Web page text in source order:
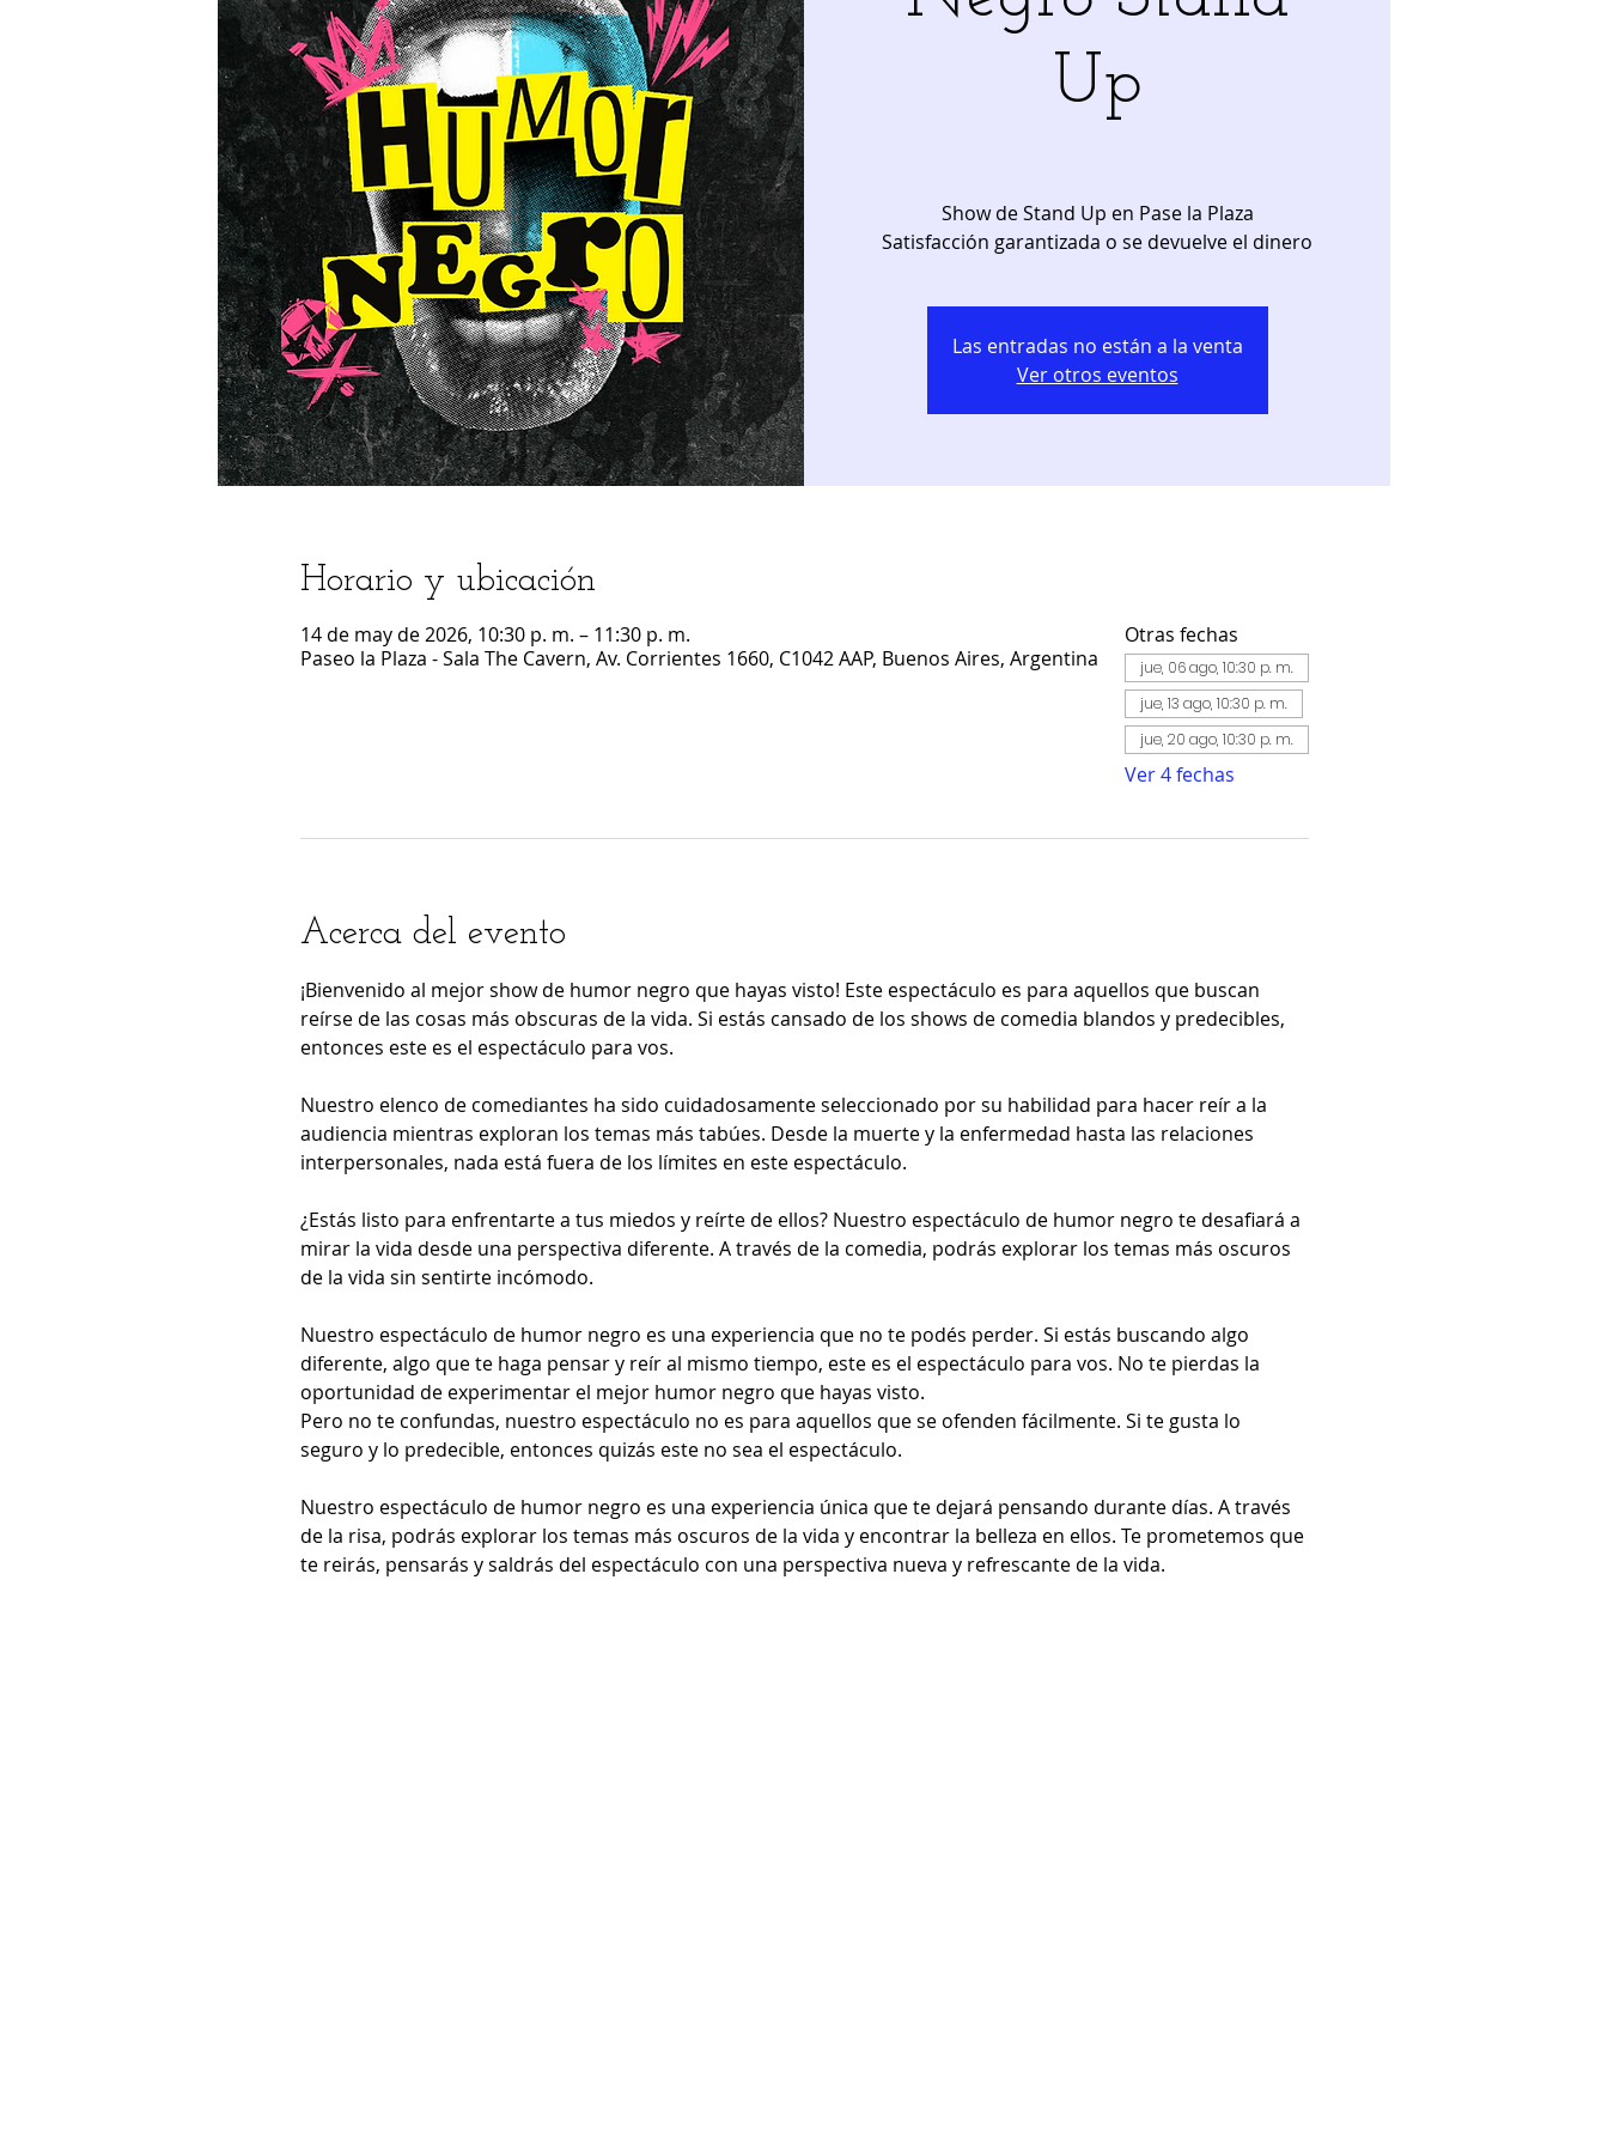
Up
Show de Stand Up en Pase la Plaza
Satisfacción garantizada o se devuelve el dinero
Las entradas no están a la venta
Ver otros eventos
Horario y ubicación
14 de may de 2026, 10:30 p. m. – 11:30 p. m.
Paseo la Plaza - Sala The Cavern, Av. Corrientes 1660, C1042 AAP, Buenos Aires, Argentina
Otras fechas
jue, 06 ago, 10:30 p. m.
jue, 13 ago, 10:30 p. m.
jue, 20 ago, 10:30 p. m.
Ver 4 fechas
Acerca del evento
¡Bienvenido al mejor show de humor negro que hayas visto! Este espectáculo es para aquellos que buscan
reírse de las cosas más obscuras de la vida. Si estás cansado de los shows de comedia blandos y predecibles,
entonces este es el espectáculo para vos.
Nuestro elenco de comediantes ha sido cuidadosamente seleccionado por su habilidad para hacer reír a la
audiencia mientras exploran los temas más tabúes. Desde la muerte y la enfermedad hasta las relaciones
interpersonales, nada está fuera de los límites en este espectáculo.
¿Estás listo para enfrentarte a tus miedos y reírte de ellos? Nuestro espectáculo de humor negro te desafiará a
mirar la vida desde una perspectiva diferente. A través de la comedia, podrás explorar los temas más oscuros
de la vida sin sentirte incómodo.
Nuestro espectáculo de humor negro es una experiencia que no te podés perder. Si estás buscando algo
diferente, algo que te haga pensar y reír al mismo tiempo, este es el espectáculo para vos. No te pierdas la
oportunidad de experimentar el mejor humor negro que hayas visto.
Pero no te confundas, nuestro espectáculo no es para aquellos que se ofenden fácilmente. Si te gusta lo
seguro y lo predecible, entonces quizás este no sea el espectáculo.
Nuestro espectáculo de humor negro es una experiencia única que te dejará pensando durante días. A través
de la risa, podrás explorar los temas más oscuros de la vida y encontrar la belleza en ellos. Te prometemos que
te reirás, pensarás y saldrás del espectáculo con una perspectiva nueva y refrescante de la vida.